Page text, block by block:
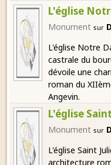
L'église
Monument sur
L'église Notre
castrale du
dévoile une
roman du
Angevin.
L'église
Monument sur
L'église Saint
architecture